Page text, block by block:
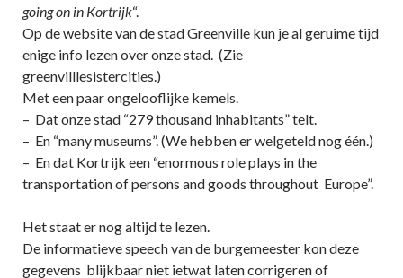
going on in Kortrijk“.
Op de website van de stad Greenville kun je al geruime tijd
enige info lezen over onze stad. (Zie
greenvilllesistercities.)
Met een paar ongelooflijke kemels.
– Dat onze stad “279 thousand inhabitants” telt.
– En “many museums”. (We hebben er welgeteld nog één.)
– En dat Kortrijk een “enormous role plays in the
transportation of persons and goods throughout Europe”.
Het staat er nog altijd te lezen.
De informatieve speech van de burgemeester kon deze
gegevens blijkbaar niet ietwat laten corrigeren of